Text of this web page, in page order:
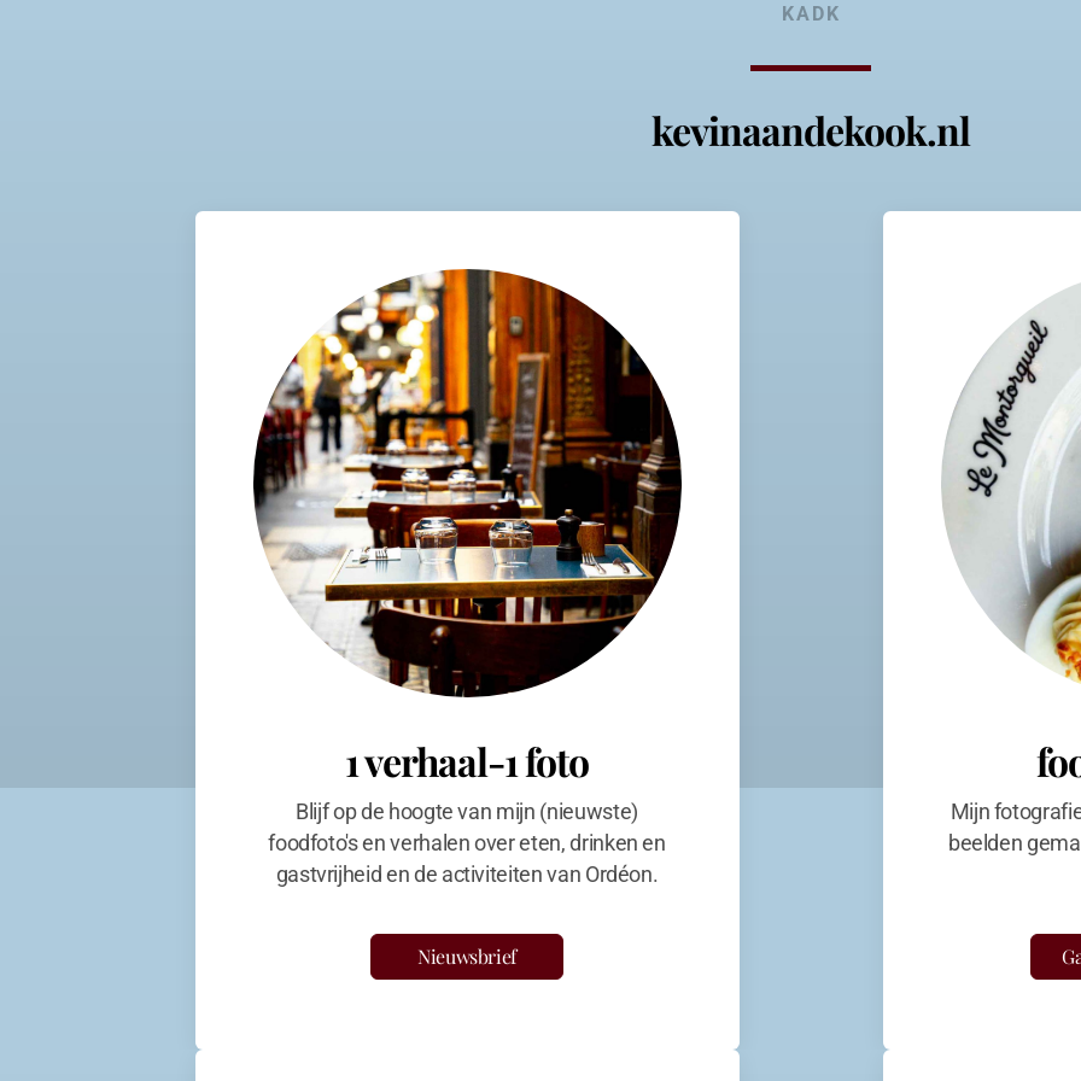
KADK
kevinaandekook.nl
1 verhaal-1 foto
Blijf op de hoogte van mijn (nieuwste)
foodfoto's en verhalen over eten, drinken en
gastvrijheid en de activiteiten van Ordéon.
Nieuwsbrief
Mijn
beelden